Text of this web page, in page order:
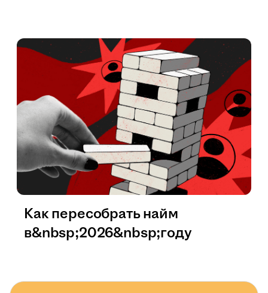
Как пересобрать найм
в&nbsp;2026&nbsp;году